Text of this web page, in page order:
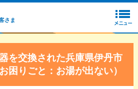
さま
を交換された兵庫県伊丹市
困りごと：お湯が出ない）